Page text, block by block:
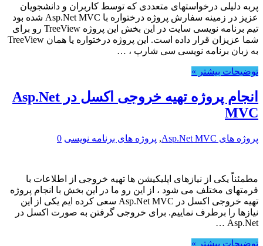
پربه دلیلی درخواستهای متعددی که توسط کاربران و دانشجویان
عزیز در زمینه سفارش پروژه درختواره با Asp.Net MVC شده بود
تیم برنامه نویسی سایت در این بخش این پروژه TreeView رو برای
شما عزیزان قرار داده است. این پروژه درختواره یا همان TreeView
به زبان برنامه نویسی سی شارپ ، …
توضیحات بیشتر »
انجام پروژه تهیه خروجی اکسل در Asp.Net
MVC
پروژه های Asp.Net MVC , پروژه های برنامه نویسی 0
مطمئناً یکی از نیازهای اپلیکیشن ها تهیه خروجی از اطلاعات با
فرمتهای مختلف می شود ، از این رو ما در این بخش با انجام پروژه
تهیه خروجی اکسل در Asp.Net MVC سعی کرده ایم یکی از این
نیازها را برطرف نماییم. برای خروجی گرفتن به صورت اکسل در
Asp.Net …
توضیحات بیشتر »